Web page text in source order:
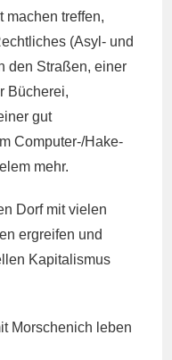
machen treffen,
(Asyl- und
den Straßen, einer
Bücherei,
gut
Computer-/Hake-
mehr.
Dorf mit vielen
ergreifen und
Kapitalismus
Morschenich leben